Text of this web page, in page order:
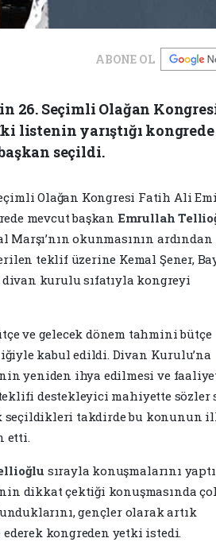
ABONE OL
26. Seçimli Olağan
listenin yarıştığı kongrede
seçildi.
Olağan Kongresi Fatih Ali
mevcut başkan Emrullah
okunmasının ardından
teklif üzerine Kemal Şener,
kurulu sıfatıyla kongreyi
ve gelecek dönem tahmini bütçe
kabul edildi. Divan Kurulu’na
yeniden ihya edilmesi ve
destekleyici mahiyette sözler
seçildikleri takdirde bu konunun
etti.
sırayla konuşmalarını
dikkat çektiği konuşmasında
gençler olarak artık
kongreden yetki istedi.